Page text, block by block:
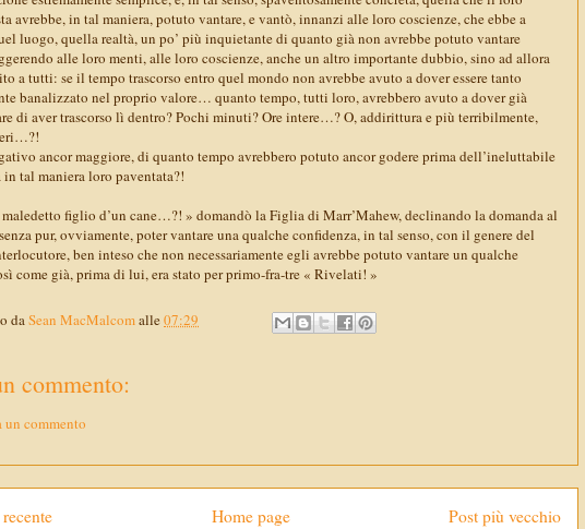
avrebbe, in tal maniera, potuto vantare, e vantò, innanzi alle loro coscienze, che ebbe a
luogo, quella realtà, un po’ più inquietante di quanto già non avrebbe potuto vantare
alle loro menti, alle loro coscienze, anche un altro importante dubbio, sino ad allora
a tutti: se il tempo trascorso entro quel mondo non avrebbe avuto a dover essere tanto
banalizzato nel proprio valore… quanto tempo, tutti loro, avrebbero avuto a dover già
di aver trascorso lì dentro? Pochi minuti? Ore intere…? O, addirittura e più terribilmente,
ancor maggiore, di quanto tempo avrebbero potuto ancor godere prima dell’ineluttabile
in tal maniera loro paventata?!
figlio d’un cane…?! » domandò la Figlia di Marr’Mahew, declinando la domanda al
pur, ovviamente, poter vantare una qualche confidenza, in tal senso, con il genere del
ben inteso che non necessariamente egli avrebbe potuto vantare un qualche
come già, prima di lui, era stato per primo-fra-tre « Rivelati! »
daSean MacMalcomalle 07:29
commento:
un commento
Post più vecchio
Home page